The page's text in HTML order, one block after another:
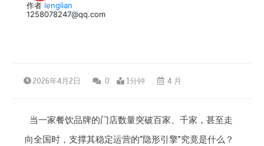
作者 lenglian
1258078247@qq.com
2026年4月2日 0 1分钟 4 月
当一家餐饮品牌的门店数量突破百家、千家，甚至走
向全国时，支撑其稳定运营的“隐形引擎”究竟是什么？